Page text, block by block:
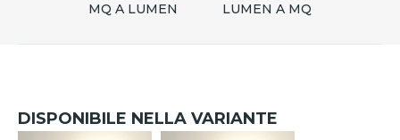
MQ A LUMEN
LUMEN A MQ
DISPONIBILE NELLA VARIANTE